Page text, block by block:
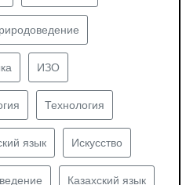
ИЗО
Технология
язык Искусство
Казахский язык